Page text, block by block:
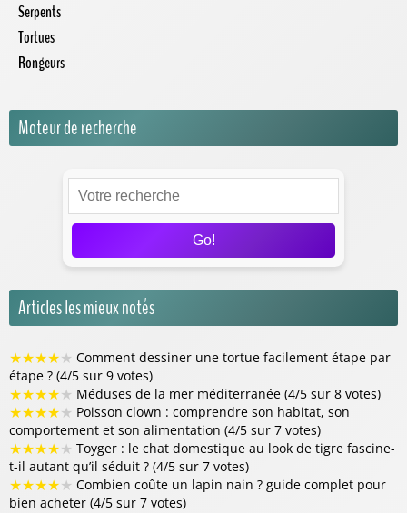
Serpents
Tortues
Rongeurs
Moteur de recherche
Go!
Articles les mieux notés
★★★★★ Comment dessiner une tortue facilement étape par
étape ? (4/5 sur 9 votes)
★★★★★ Méduses de la mer méditerranée (4/5 sur 8 votes)
★★★★★ Poisson clown : comprendre son habitat, son
comportement et son alimentation (4/5 sur 7 votes)
★★★★★ Toyger : le chat domestique au look de tigre fascine-
t-il autant qu’il séduit ? (4/5 sur 7 votes)
★★★★★ Combien coûte un lapin nain ? guide complet pour
bien acheter (4/5 sur 7 votes)